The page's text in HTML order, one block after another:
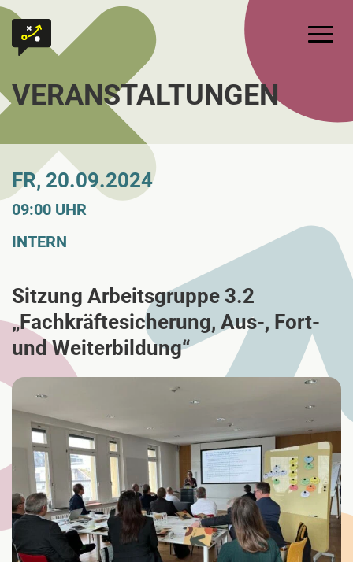
Zum Inhalt springen
Zur Startseite
VERANSTALTUNGEN
FR, 20.09.2024
09:00 UHR
INTERN
Sitzung Arbeitsgruppe 3.2
„Fachkräftesicherung, Aus-, Fort-
und Weiterbildung“